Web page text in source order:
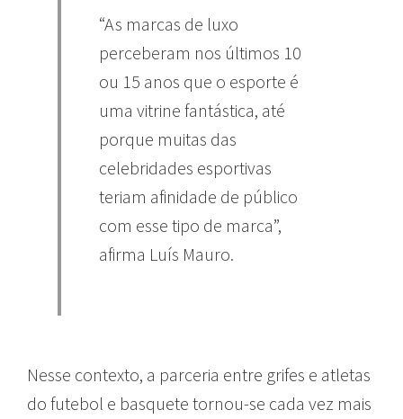
“As marcas de luxo
perceberam nos últimos 10
ou 15 anos que o esporte é
uma vitrine fantástica, até
porque muitas das
celebridades esportivas
teriam afinidade de público
com esse tipo de marca”,
afirma Luís Mauro.
Nesse contexto, a parceria entre grifes e atletas
do futebol e basquete tornou-se cada vez mais